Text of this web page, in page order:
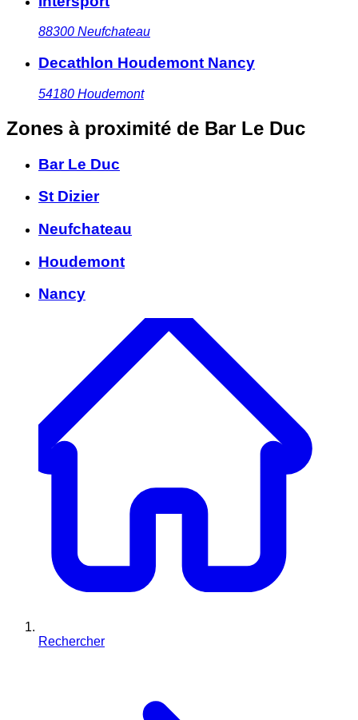
88300 Neufchateau
Decathlon Houdemont Nancy
54180 Houdemont
Zones à proximité de Bar Le Duc
Bar Le Duc
St Dizier
Neufchateau
Houdemont
Nancy
Rechercher